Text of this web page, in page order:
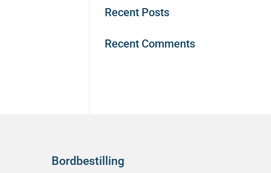
Recent Posts
Recent Comments
Bordbestilling